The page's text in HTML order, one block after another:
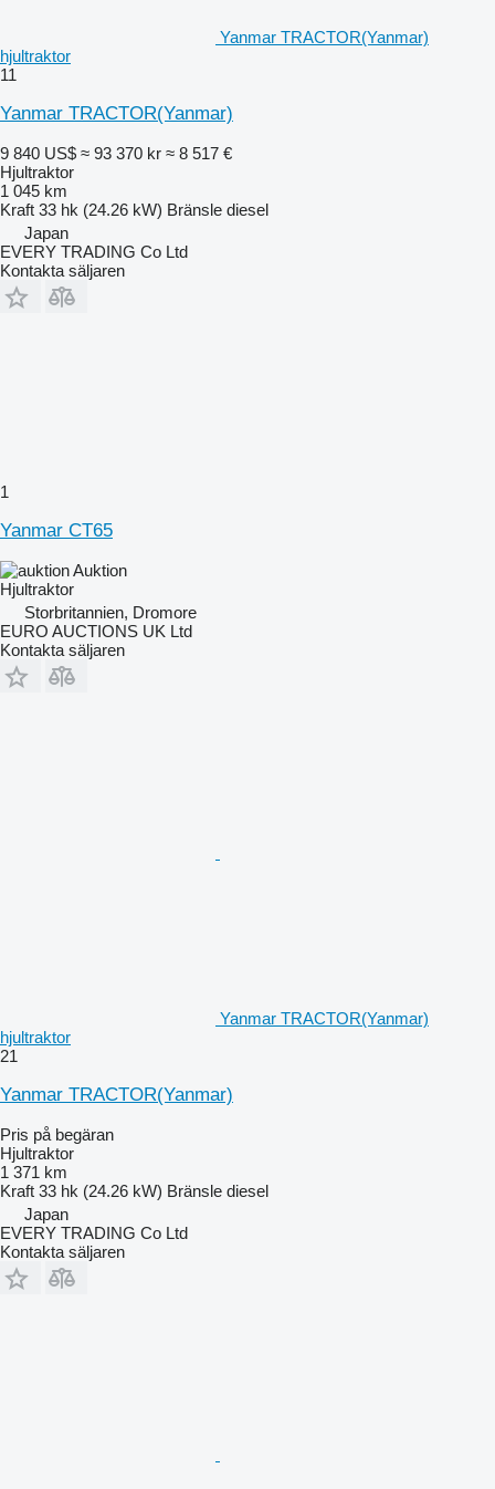
Yanmar TRACTOR(Yanmar)
hjultraktor
11
Yanmar TRACTOR(Yanmar)
9 840 US$ ≈ 93 370 kr ≈ 8 517 €
Hjultraktor
1 045 km
Kraft 33 hk (24.26 kW) Bränsle diesel
Japan
EVERY TRADING Co Ltd
Kontakta säljaren
1
Yanmar CT65
Auktion
Hjultraktor
Storbritannien, Dromore
EURO AUCTIONS UK Ltd
Kontakta säljaren
Yanmar TRACTOR(Yanmar)
hjultraktor
21
Yanmar TRACTOR(Yanmar)
Pris på begäran
Hjultraktor
1 371 km
Kraft 33 hk (24.26 kW) Bränsle diesel
Japan
EVERY TRADING Co Ltd
Kontakta säljaren